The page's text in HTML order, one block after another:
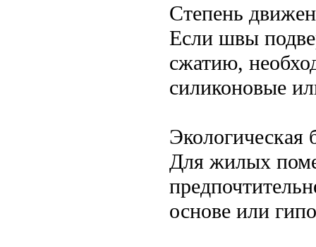
Степень
Если швы
сжатию,
силиконовые
Экологическая
Для жилых
основе или